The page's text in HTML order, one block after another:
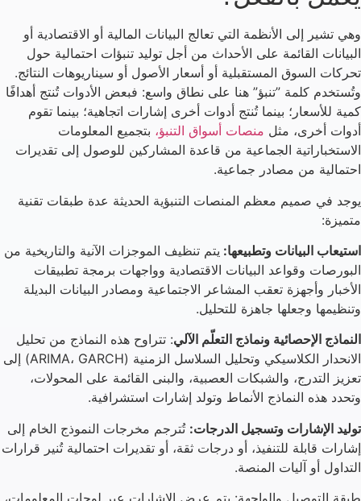
وهي تشير إلى الأنظمة التي تعالج البيانات المالية أو الاقتصادية أو
البيانات القائمة على الأحداث من أجل توليد تنبؤات احتمالية حول
تحركات السوق المستقبلية أو أسعار الأصول أو سيناريوهات النتائج.
وتُستخدم كلمة ”تنبؤ” هنا على نطاق واسع: فبعض الأدوات تُنتج أهدافًا
كمية للأسعار؛ بينما تُنتج أدوات أخرى إشارات اتجاهية؛ بينما تقوم
أدوات أخرى، مثل منصات أسواق التنبؤ، بتجميع المعلومات
الاستخباراتية الجماعية من قاعدة المشاركين للوصول إلى تقديرات
احتمالية من مصادر جماعية.
يوجد في صميم معظم المنصات التنبؤية الحديثة عدة طبقات تقنية
متميزة:
استيعاب البيانات وتطبيعها: يتم تنظيف الموجزات الآنية والتاريخية من
البورصات وقواعد البيانات الاقتصادية وواجهات برمجة تطبيقات
الأخبار وأجهزة تعقب المشاعر الاجتماعية ومصادر البيانات البديلة
وتنظيمها وجعلها جاهزة للتحليل.
النماذج الإحصائية ونماذج التعلّم الآلي: تتراوح هذه النماذج من تحليل
الانحدار الكلاسيكي وتحليل السلاسل الزمنية (ARIMA، GARCH) إلى
تعزيز التدرج، والشبكات العصبية، والبنى القائمة على المحولات،
وتحدد هذه النماذج الأنماط وتولد إشارات استشرافية.
توليد الإشارات وتسجيل الدرجات: تُترجم مخرجات النموذج الخام إلى
إشارات قابلة للتنفيذ، أو درجات ثقة، أو تقديرات احتمالية تُنير قرارات
التداول أو آليات المنصة.